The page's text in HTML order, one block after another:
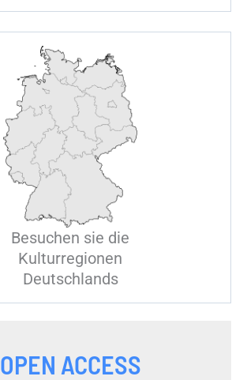
Besuchen sie die
Kulturregionen
Deutschlands
OPEN ACCESS